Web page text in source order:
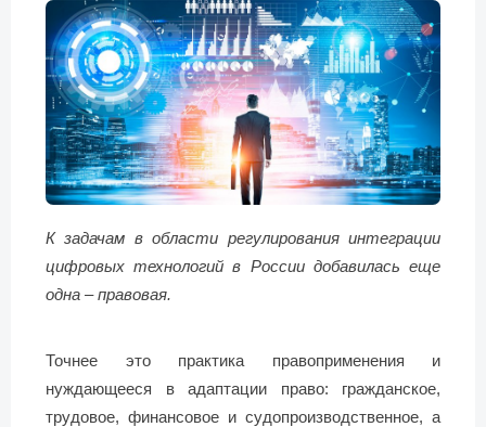
К задачам в области регулирования интеграции
цифровых технологий в России добавилась еще
одна – правовая.
Точнее это практика правоприменения и
нуждающееся в адаптации право: гражданское,
трудовое, финансовое и судопроизводственное, а